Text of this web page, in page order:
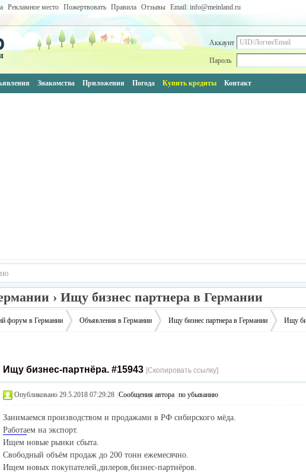
Рекламное место Пожертвовать Правила Отзывы Email: info@meinland.ru
Аккаунт
Пароль
Знакомства Приложения Погода Купить кредиты Контакт
› Ищу бизнес партнера в Германии
форум в Германии
›
Объявления в Германии
›
Ищу бизнес партнера в Германии Ищу
Ищу бизнес-партнёра. #15943 [Скопировать ссылку]
Опубликовано 29.5.2018 07:29:28 Сообщения автора по убыванию
Занимаемся производством и продажами в РФ сибирского мёда.
Работаем на экспорт.
Ищем новые рынки сбыта.
Свободный объём продаж до 200 тонн ежемесячно.
Ищем новых покупателей,дилеров,бизнес-партнёров.